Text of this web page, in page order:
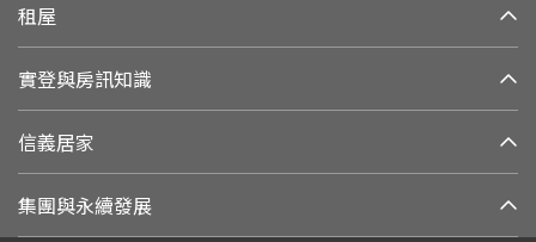
租屋
實登與房訊知識
信義居家
集團與永續發展